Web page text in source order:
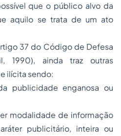
que o público alvo da
aquilo se trata de um ato
37 do Código de Defesa
1990), ainda traz outras
ilícita sendo:
publicidade enganosa ou
modalidade de informação
publicitário, inteira ou